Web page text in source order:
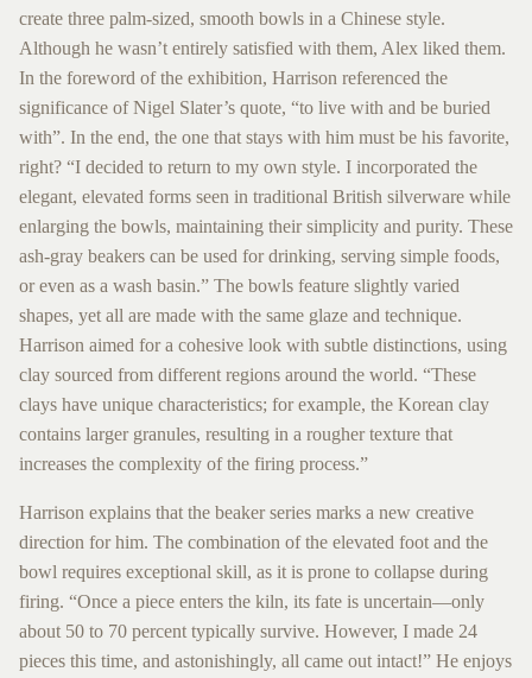
create three palm-sized, smooth bowls in a Chinese style.
Although he wasn’t entirely satisfied with them, Alex liked them.
In the foreword of the exhibition, Harrison referenced the
significance of Nigel Slater’s quote, “to live with and be buried
with”. In the end, the one that stays with him must be his favorite,
right? “I decided to return to my own style. I incorporated the
elegant, elevated forms seen in traditional British silverware while
enlarging the bowls, maintaining their simplicity and purity. These
ash-gray beakers can be used for drinking, serving simple foods,
or even as a wash basin.” The bowls feature slightly varied
shapes, yet all are made with the same glaze and technique.
Harrison aimed for a cohesive look with subtle distinctions, using
clay sourced from different regions around the world. “These
clays have unique characteristics; for example, the Korean clay
contains larger granules, resulting in a rougher texture that
increases the complexity of the firing process.”
Harrison explains that the beaker series marks a new creative
direction for him. The combination of the elevated foot and the
bowl requires exceptional skill, as it is prone to collapse during
firing. “Once a piece enters the kiln, its fate is uncertain—only
about 50 to 70 percent typically survive. However, I made 24
pieces this time, and astonishingly, all came out intact!” He enjoys